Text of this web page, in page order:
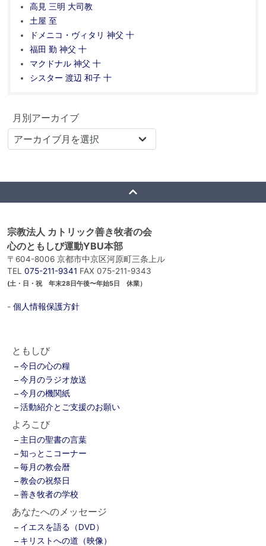
高見 三明 大司教
土屋 至
ドメニコ・ヴィタリ 神父 十
福田 勤 神父 十
マクドナル 神父 十
シスター 渡辺 和子 十
月別アーカイブ
宗教法人 カトリック善き牧者の会
心のともしび運動YBU本部
〒604-8006 京都市中京区河原町三条上ル
TEL 075-211-9341 FAX 075-211-9343
(土・日・祝 年末28日午後〜年始5日 休業）
- 個人情報保護方針
ともしび
今日の心の糧
今月のラジオ放送
今月の機関紙
活動紹介とご支援のお願い
よろこび
主日の聖書の言葉
知っとこコーナー
毎月の教会暦
教会の祝祭日
善き牧者の学校
あなたへのメッセージ
イエスを語る（DVD）
キリストへの道（映像）